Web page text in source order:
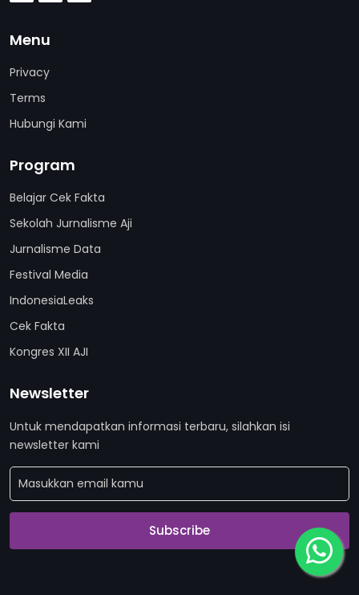
Menu
Privacy
Terms
Hubungi Kami
Program
Belajar Cek Fakta
Sekolah Jurnalisme Aji
Jurnalisme Data
Festival Media
IndonesiaLeaks
Cek Fakta
Kongres XII AJI
Newsletter
Untuk mendapatkan informasi terbaru, silahkan isi
newsletter kami
Subscribe